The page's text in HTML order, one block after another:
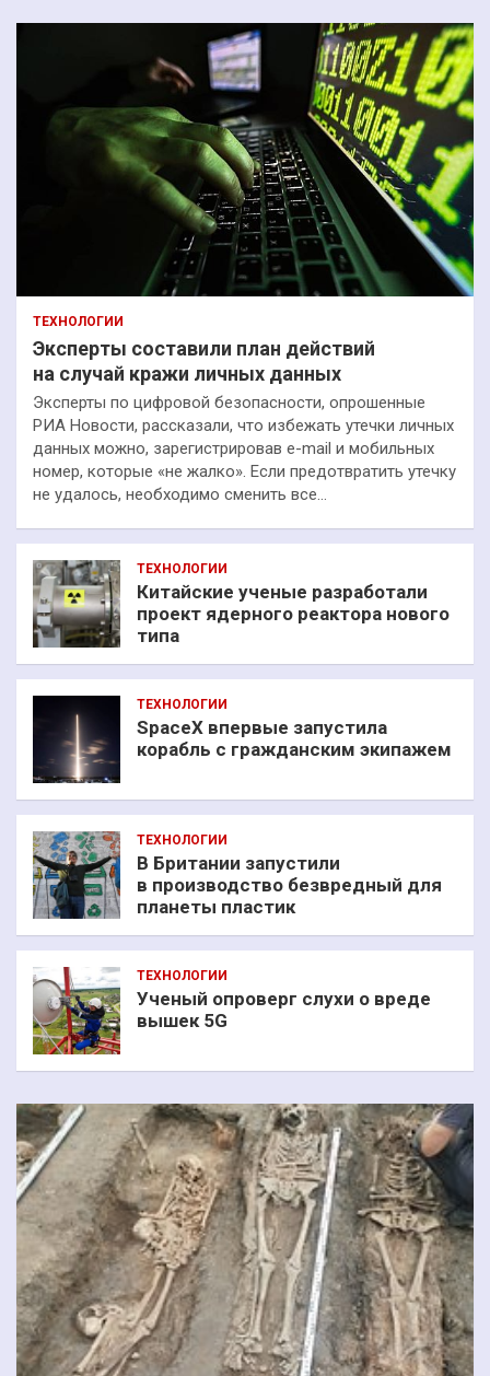
ТЕХНОЛОГИИ
Эксперты составили план действий
на случай кражи личных данных
Эксперты по цифровой безопасности, опрошенные
РИА Новости, рассказали, что избежать утечки личных
данных можно, зарегистрировав e-mail и мобильных
номер, которые «не жалко». Если предотвратить утечку
не удалось, необходимо сменить все…
ТЕХНОЛОГИИ
Китайские ученые разработали
проект ядерного реактора нового
типа
ТЕХНОЛОГИИ
SpaceX впервые запустила
корабль с гражданским экипажем
ТЕХНОЛОГИИ
В Британии запустили
в производство безвредный для
планеты пластик
ТЕХНОЛОГИИ
Ученый опроверг слухи о вреде
вышек 5G